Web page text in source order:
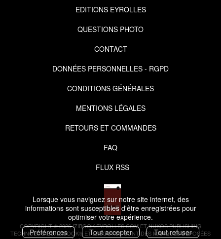
Lorsque vous naviguez sur notre site internet, des
informations sont susceptibles d'être enregistrées pour
optimiser votre expérience.
Préférences
Tout accepter Tout refuser
EDITIONS EYROLLES
QUESTIONS PHOTO
CONTACT
DONNÉES PERSONNELLES - RGPD
CONDITIONS GÉNÉRALES
MENTIONS LÉGALES
RETOURS ET COMMANDES
FAQ
FLUX RSS
COPYRIGHT © 2026 IZIBOOK.EYROLLES.COM ET NUXOS PUBLISHING
TECHNOLOGIES.IZIBOOK® ETIZIBOOKS®SONT DES MARQUES DÉPOSÉES